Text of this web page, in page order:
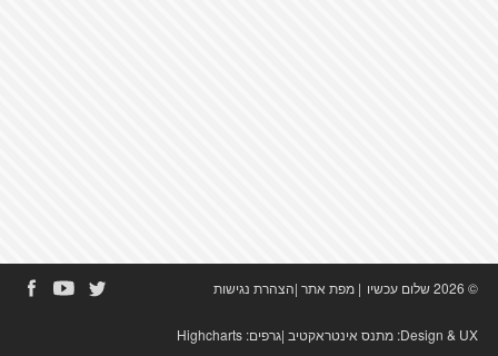
© 2026 שלום עכשיו | מפת אתר|הצהרת נגישות
Design & UX: מתנס אינטראקטיב|גרפים: Highcharts